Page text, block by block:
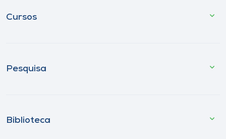
Cursos
Pesquisa
Biblioteca